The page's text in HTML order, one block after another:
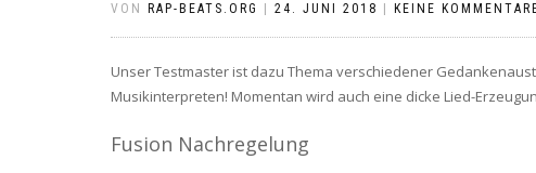
VON RAP-BEATS.ORG 24. JUNI 2018 KEINE
Unser Testmaster ist dazu Thema verschiedener
Musikinterpreten! Momentan wird auch eine dicke Lied-
Fusion Nachregelung